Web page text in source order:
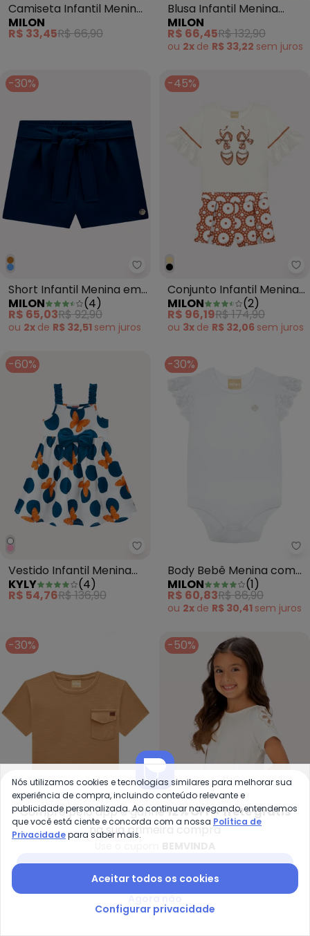
Camiseta Infantil Menino
em Algodão Branco
MILON
R$ 33,45R$ 66,90
Blusa Infantil Menina
BordadoAzul
MILON
R$ 66,45R$ 132,90
ou 2x de R$ 33,22 sem juros
-30%
Milon - Short Infantil Menina
Short Infantil Menina em
Moletinho Marinho
MILON (4)
R$ 65,03R$ 92,90
ou 2x de R$ 32,51 sem juros
-45%
Conjunto Infantil Menina
Estampa Milon (Bege)
MILON (2)
R$ 96,19R$ 174,90
ou 3x de R$ 32,06 sem juros
-60%
Kyly - Vestido Infantil Menina
Vestido Infantil Menina
Póa Branco
KYLY (4)
R$ 54,76R$ 136,90
-30%
Body Bebê Menina com
Renda Branco
MILON (1)
R$ 60,83R$ 86,90
ou 2x de R$ 30,41 sem juros
-30%
Milon - Camiseta Infantil
Básica Bege
MILON (2)
R$ 55,93 R$ 79,90
-50%
BordadoBege
MILON
R$ 61,45R$ 122,90
juros
Compre pelo app e ganhe12% OFF + frete grátis
na sua primeira compra
Nós utilizamos cookies e tecnologias similares para melhorar sua
experiência de compra, incluindo conteúdo relevante e
publicidade personalizada. Ao continuar navegando, entendemos
que você está ciente e concorda com a nossa Política de
Privacidadepara saber mais.
Aceitar todos os cookies
Configurar privacidade